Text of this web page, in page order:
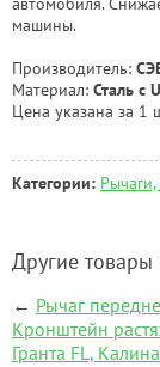
машины.
Производитель:
Материал: Сталь с
Цена указана за 1
Категории:
Другие товары
← Рычаг
Кронштейн
Гранта FL,